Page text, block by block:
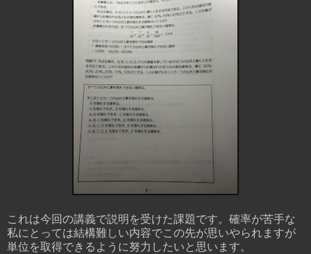
これは今回の講義で説明を受けた課題です。確率が苦手な
私にとっては結構難しい内容でこの先が思いやられますが
単位を取得できるように努力したいと思います。